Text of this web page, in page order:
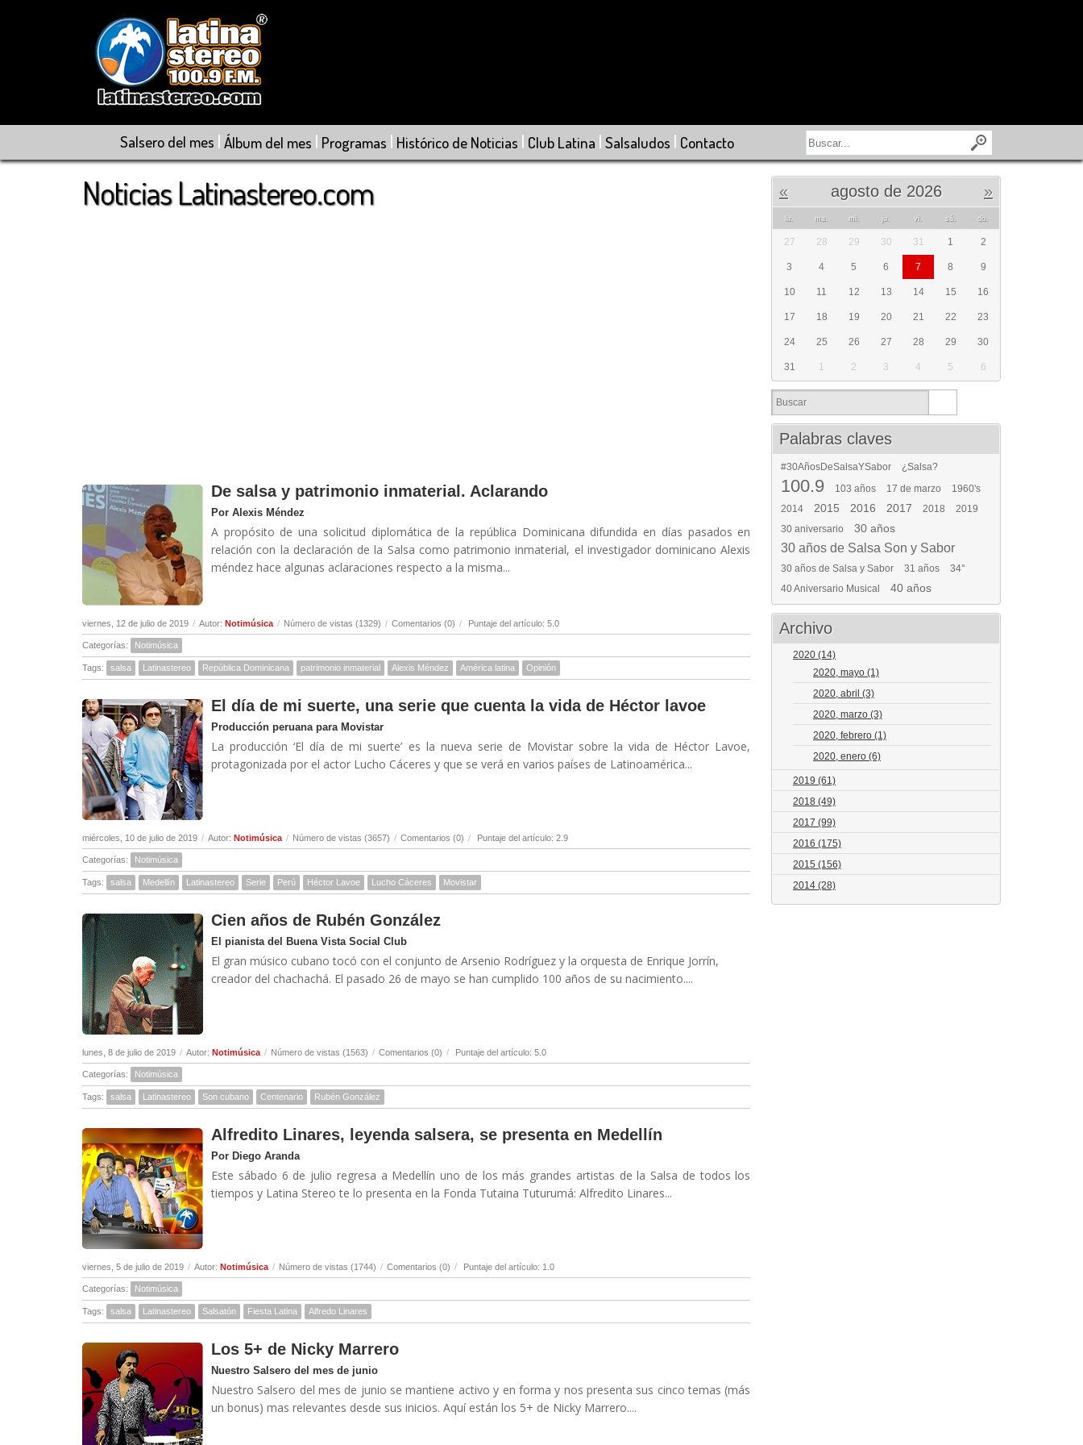
Salsero del mes | Álbum del mes | Programas | Histórico de Noticias | Club Latina | Salsaludos | Contacto
Noticias Latinastereo.com
De salsa y patrimonio inmaterial. Aclarando
Por Alexis Méndez
A propósito de una solicitud diplomática de la república Dominicana difundida en días pasados en
relación con la declaración de la Salsa como patrimonio inmaterial, el investigador dominicano Alexis
méndez hace algunas aclaraciones respecto a la misma...
viernes, 12 de julio de 2019 / Autor: Notimúsica / Número de vistas (1329) / Comentarios (0) / Puntaje del artículo: 5.0
Categorías: Notimúsica
Tags: salsa Latinastereo República Dominicana patrimonio inmaterial Alexis Méndez América latina Opinión
El día de mi suerte, una serie que cuenta la vida de Héctor lavoe
Producción peruana para Movistar
La producción ‘El día de mi suerte’ es la nueva serie de Movistar sobre la vida de Héctor Lavoe,
protagonizada por el actor Lucho Cáceres y que se verá en varios países de Latinoamérica...
miércoles, 10 de julio de 2019 / Autor: Notimúsica / Número de vistas (3657) / Comentarios (0) / Puntaje del artículo: 2.9
Categorías: Notimúsica
Tags: salsa Medellín Latinastereo Serie Perú Héctor Lavoe Lucho Cáceres Movistar
Cien años de Rubén González
El pianista del Buena Vista Social Club
El gran músico cubano tocó con el conjunto de Arsenio Rodríguez y la orquesta de Enrique Jorrín,
creador del chachachá. El pasado 26 de mayo se han cumplido 100 años de su nacimiento....
lunes, 8 de julio de 2019 / Autor: Notimúsica / Número de vistas (1563) / Comentarios (0) / Puntaje del artículo: 5.0
Categorías: Notimúsica
Tags: salsa Latinastereo Son cubano Centenario Rubén González
Alfredito Linares, leyenda salsera, se presenta en Medellín
Por Diego Aranda
Este sábado 6 de julio regresa a Medellín uno de los más grandes artistas de la Salsa de todos los
tiempos y Latina Stereo te lo presenta en la Fonda Tutaina Tuturumá: Alfredito Linares...
viernes, 5 de julio de 2019 / Autor: Notimúsica / Número de vistas (1744) / Comentarios (0) / Puntaje del artículo: 1.0
Categorías: Notimúsica
Tags: salsa Latinastereo Salsatón Fiesta Latina Alfredo Linares
Los 5+ de Nicky Marrero
Nuestro Salsero del mes de junio
Nuestro Salsero del mes de junio se mantiene activo y en forma y nos presenta sus cinco temas (más
un bonus) mas relevantes desde sus inicios. Aquí están los 5+ de Nicky Marrero....
« agosto de 2026 »
lu. ma. mi. ju. vi. sá. do.
27 28 29 30 31 1 2
3 4 5 6 7 8 9
10 11 12 13 14 15 16
17 18 19 20 21 22 23
24 25 26 27 28 29 30
31 1 2 3 4 5 6
Palabras claves
#30AñosDeSalsaYSabor ¿Salsa?
100.9 103 años 17 de marzo
1960's
2014
2015 2016 2017 2018
2019
30 aniversario
30 años
30 años de Salsa Son y Sabor
30 años de Salsa y Sabor 31 años
34°
40 Aniversario Musical
40 años
Archivo
2020 (14)
2020, mayo (1)
2020, abril (3)
2020, marzo (3)
2020, febrero (1)
2020, enero (6)
2019 (61)
2018 (49)
2017 (99)
2016 (175)
2015 (156)
2014 (28)